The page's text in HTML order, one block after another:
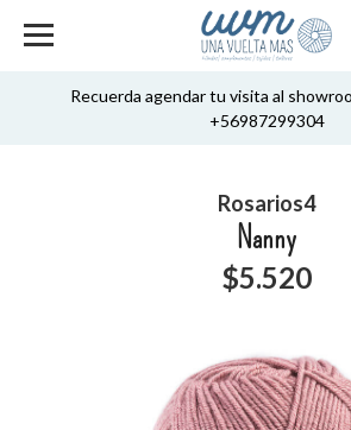
Recuerda agendar tu visita al
+56987299304
Rosarios4
Nanny
$5.520